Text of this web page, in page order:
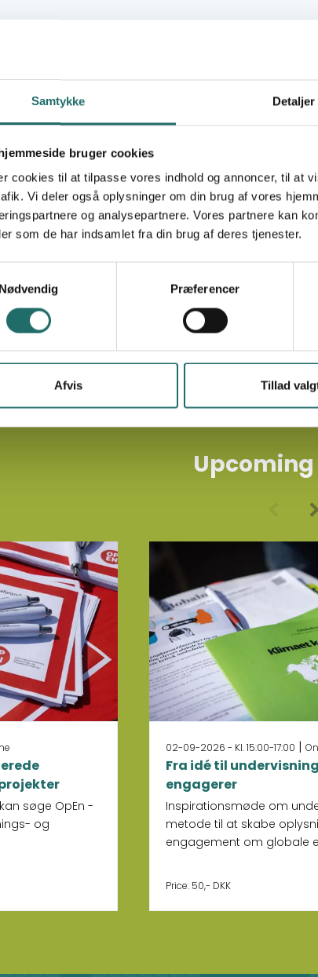
Samtykke Detaljer
bruger cookies
cookies til at tilpasse vores indhold og annoncer, til at
Vi deler også oplysninger om din brug af vores
og analysepartnere. Vores partnere kan
som de har indsamlet fra din brug af deres tjenester.
Nødvendig
Præferencer
Afvis Tillad
CISU's Funds and
Advisory Service
Consult us on civil
(both long-term and
partnerships,
development, MEAL,
the common challenges
encountered in project
Upcoming
søge OpEn -
og
02-09-2026 - Kl. 15:00-17:00 |
Fra idé til
engagerer
Inspirationsmøde om
metode til at skabe
engagement om globale
Price: 50,- DKK